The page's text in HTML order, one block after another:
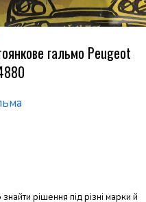
гальмо Peugeot
рішення під різні марки й